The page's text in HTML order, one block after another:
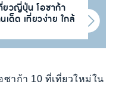
ยวญี่ปุ่น โอซาก้า
ด็ด เที่ยวง่าย ใกล้
าก้า 10 ที่เที่ยวใหม่ใน